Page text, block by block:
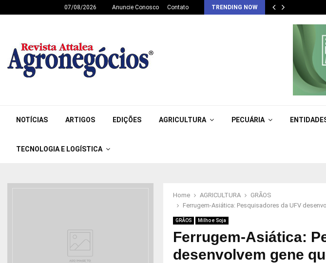
07/08/2026 Anuncie Conosco Contato TRENDING NOW
NOTÍCIAS ARTIGOS EDIÇÕES AGRICULTURA PECUÁRIA
TECNOLOGIA E LOGÍSTICA
Home AGRICULTURA
GRÃOS
Ferrugem-Asiática: Pesquisadores da UFV
GRÃOS Milho e Soja
Ferrugem-Asiática:
desenvolvem gene